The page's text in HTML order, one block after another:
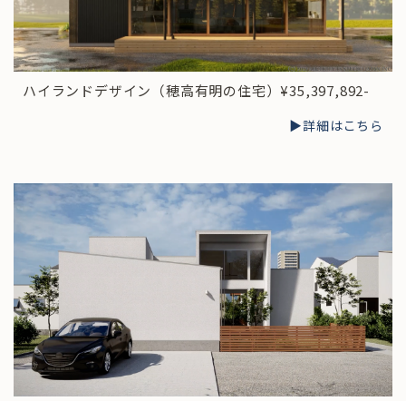
ハイランドデザイン（穂高有明の住宅）¥35,397,892-
▶︎詳細はこちら